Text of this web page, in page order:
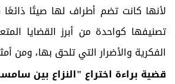
لأنها كانت تضم أطراف لها صيتًا
تصنيفها كواحدة من أبرز القضايا
الفكرية والأضرار التي تلحق بها، ومن
قضية براءة اختراع "النزاع بين